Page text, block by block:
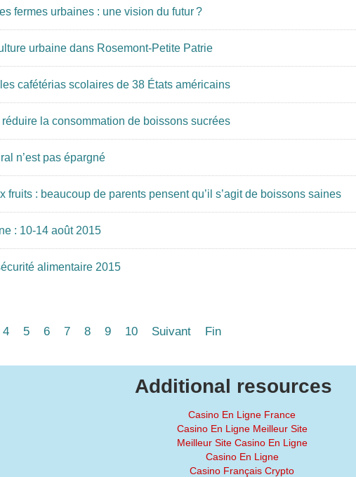
fermes urbaines : une vision du futur ?
urbaine dans Rosemont-Petite Patrie
cafétérias scolaires de 38 États américains
la consommation de boissons sucrées
n’est pas épargné
fruits : beaucoup de parents pensent qu’il s’agit de boissons saines
: 10-14 août 2015
alimentaire 2015
4 5 6 7 8 9 10 Suivant Fin
Additional resources
Casino En Ligne France
Casino En Ligne Meilleur Site
Meilleur Site Casino En Ligne
Casino En Ligne
Casino Français Crypto